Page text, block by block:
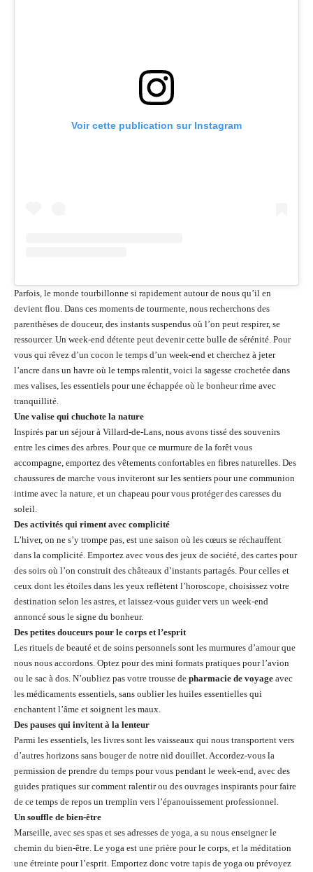
Voir cette publication sur Instagram
Parfois, le monde tourbillonne si rapidement autour de nous qu’il en
devient flou. Dans ces moments de tourmente, nous recherchons des
parenthèses de douceur, des instants suspendus où l’on peut respirer, se
ressourcer. Un week-end détente peut devenir cette bulle de sérénité. Pour
vous qui rêvez d’un cocon le temps d’un week-end et cherchez à jeter
l’ancre dans un havre où le temps ralentit, voici la sagesse crochetée dans
mes valises, les essentiels pour une échappée où le bonheur rime avec
tranquillité.
Une valise qui chuchote la nature
Inspirés par un séjour à Villard-de-Lans, nous avons tissé des souvenirs
entre les cimes des arbres. Pour que ce murmure de la forêt vous
accompagne, emportez des vêtements confortables en fibres naturelles. Des
chaussures de marche vous inviteront sur les sentiers pour une communion
intime avec la nature, et un chapeau pour vous protéger des caresses du
soleil.
Des activités qui riment avec complicité
L’hiver, on ne s’y trompe pas, est une saison où les cœurs se réchauffent
dans la complicité. Emportez avec vous des jeux de société, des cartes pour
des soirs où l’on construit des châteaux d’instants partagés. Pour celles et
ceux dont les étoiles dans les yeux reflètent l’horoscope, choisissez votre
destination selon les astres, et laissez-vous guider vers un week-end
annoncé sous le signe du bonheur.
Des petites douceurs pour le corps et l’esprit
Les rituels de beauté et de soins personnels sont les murmures d’amour que
nous nous accordons. Optez pour des mini formats pratiques pour l’avion
ou le sac à dos. N’oubliez pas votre trousse de pharmacie de voyage avec
les médicaments essentiels, sans oublier les huiles essentielles qui
enchantent l’âme et soignent les maux.
Des pauses qui invitent à la lenteur
Parmi les essentiels, les livres sont les vaisseaux qui nous transportent vers
d’autres horizons sans bouger de notre nid douillet. Accordez-vous la
permission de prendre du temps pour vous pendant le week-end, avec des
guides pratiques sur comment ralentir ou des ouvrages inspirants pour faire
de ce temps de repos un tremplin vers l’épanouissement professionnel.
Un souffle de bien-être
Marseille, avec ses spas et ses adresses de yoga, a su nous enseigner le
chemin du bien-être. Le yoga est une prière pour le corps, et la méditation
une étreinte pour l’esprit. Emportez donc votre tapis de yoga ou prévoyez